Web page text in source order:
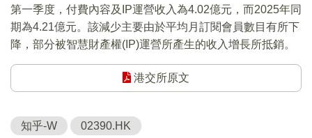
第一季度，付費內容及IP運營收入為4.02億元，而2025年同
期為4.21億元。該減少主要由於平均月訂閱會員數目有所下
降，部分被智慧財產權(IP)運營所產生的收入增長所抵銷。
港交所原文
知乎-W 02390.HK